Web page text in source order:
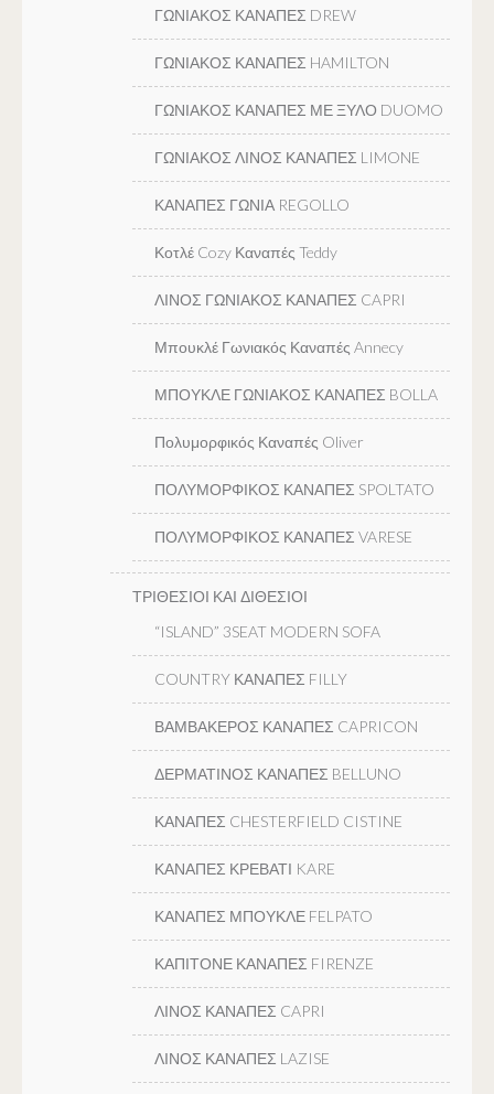
ΓΩΝΙΑΚΟΣ ΚΑΝΑΠΕΣ DREW
ΓΩΝΙΑΚΟΣ ΚΑΝΑΠΕΣ HAMILTON
ΓΩΝΙΑΚΟΣ ΚΑΝΑΠΕΣ ΜΕ ΞΥΛΟ DUOMO
ΓΩΝΙΑΚΟΣ ΛΙΝΟΣ ΚΑΝΑΠΕΣ LIMONE
ΚΑΝΑΠΕΣ ΓΩΝΙΑ REGOLLO
Κοτλέ Cozy Καναπές Teddy
ΛΙΝΟΣ ΓΩΝΙΑΚΟΣ ΚΑΝΑΠΕΣ CAPRI
Μπουκλέ Γωνιακός Καναπές Annecy
ΜΠΟΥΚΛΕ ΓΩΝΙΑΚΟΣ ΚΑΝΑΠΕΣ BOLLA
Πολυμορφικός Καναπές Oliver
ΠΟΛΥΜΟΡΦΙΚΟΣ ΚΑΝΑΠΕΣ SPOLTATO
ΠΟΛΥΜΟΡΦΙΚΟΣ ΚΑΝΑΠΕΣ VARESE
ΤΡΙΘΕΣΙΟΙ ΚΑΙ ΔΙΘΕΣΙΟΙ
“ISLAND” 3SEAT MODERN SOFA
COUNTRY ΚΑΝΑΠΕΣ FILLY
ΒΑΜΒΑΚΕΡΟΣ ΚΑΝΑΠΕΣ CAPRICON
ΔΕΡΜΑΤΙΝΟΣ ΚΑΝΑΠΕΣ BELLUNO
ΚΑΝΑΠΕΣ CHESTERFIELD CISTINE
ΚΑΝΑΠΕΣ ΚΡΕΒΑΤΙ KARE
ΚΑΝΑΠΕΣ ΜΠΟΥΚΛΕ FELPATO
ΚΑΠΙΤΟΝΕ ΚΑΝΑΠΕΣ FIRENZE
ΛΙΝΟΣ ΚΑΝΑΠΕΣ CAPRI
ΛΙΝΟΣ ΚΑΝΑΠΕΣ LAZISE